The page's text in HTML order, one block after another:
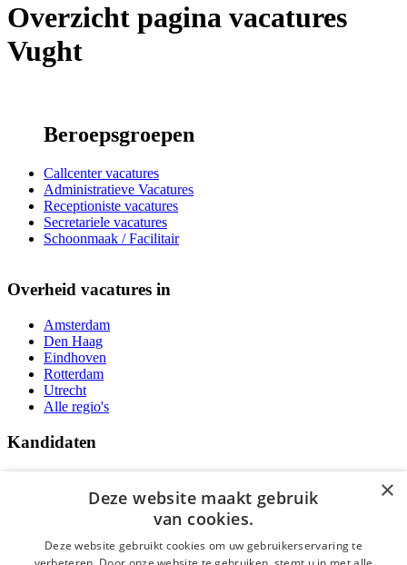
Overzicht pagina vacatures
Vught
Beroepsgroepen
Callcenter vacatures
Administratieve Vacatures
Receptioniste vacatures
Secretariele vacatures
Schoonmaak / Facilitair
Overheid vacatures in
Amsterdam
Den Haag
Eindhoven
Rotterdam
Utrecht
Alle regio's
Kandidaten
Vacatures
Over Vacatures Overheid Online
YoungCapital IOS App
YoungCapital Android App
×
Deze website maakt gebruik
van cookies.
Deze website gebruikt cookies om uw gebruikerservaring te